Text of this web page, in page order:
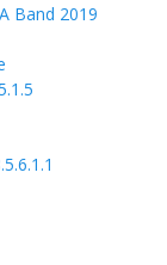
Band 2019